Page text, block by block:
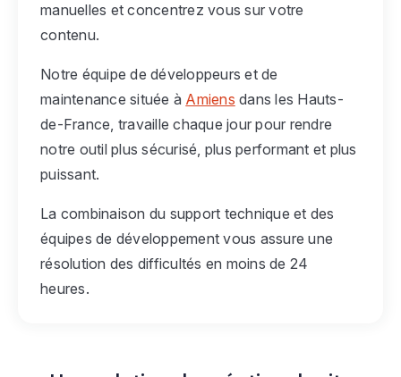
manuelles et concentrez vous sur votre
contenu.
Notre équipe de développeurs et de
maintenance située à Amiens dans les Hauts-
de-France, travaille chaque jour pour rendre
notre outil plus sécurisé, plus performant et plus
puissant.
La combinaison du support technique et des
équipes de développement vous assure une
résolution des difficultés en moins de 24
heures.